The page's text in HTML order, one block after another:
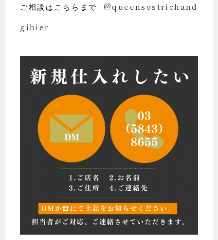
ご相談はこちらまで
@queensostrichand
gibier